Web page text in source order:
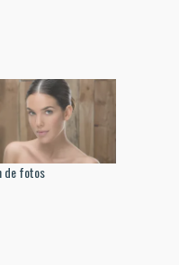
de fotos